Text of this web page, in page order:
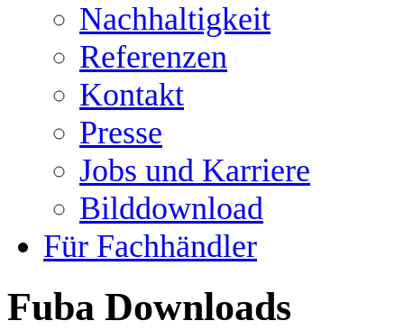
Nachhaltigkeit
Referenzen
Kontakt
Presse
Jobs und Karriere
Bilddownload
Für Fachhändler
Fuba Downloads